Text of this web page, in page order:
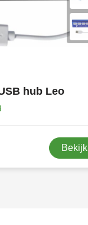
hub Leo
Bekijk